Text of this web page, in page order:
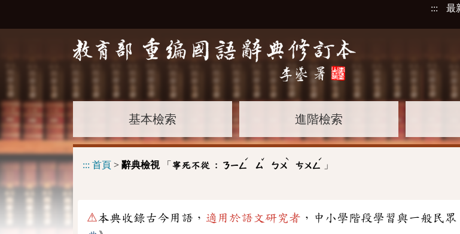
::: 最
基本檢索 進階檢索
::: 首頁 > 辭典檢視「 寧死不從 : ㄋㄧㄥ
ˊ
ㄙ
ˇ
ㄅㄨ
ˋ
ㄘㄨㄥ
ˊ
」
⚠本典收錄古今用語， 適用於語文研究者 ，中小學階段學習與一般民